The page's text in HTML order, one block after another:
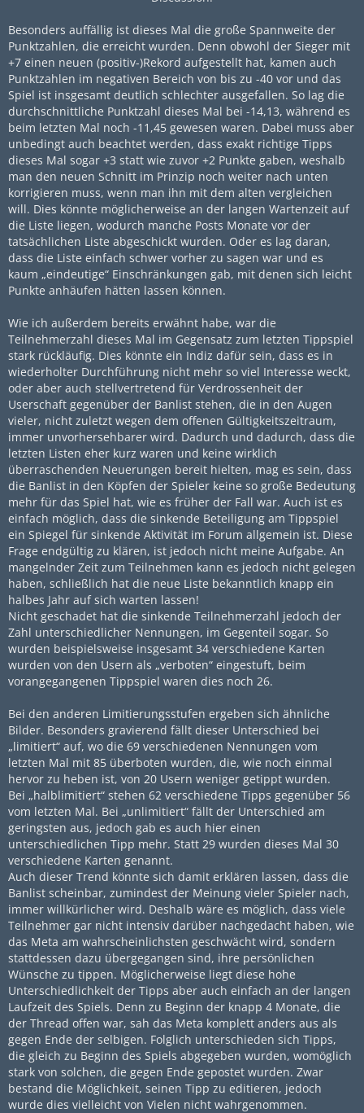
Besonders auffällig ist dieses Mal die große Spannweite der
Punktzahlen, die erreicht wurden. Denn obwohl der Sieger mit
+7 einen neuen (positiv-)Rekord aufgestellt hat, kamen auch
Punktzahlen im negativen Bereich von bis zu -40 vor und das
Spiel ist insgesamt deutlich schlechter ausgefallen. So lag die
durchschnittliche Punktzahl dieses Mal bei -14,13, während es
beim letzten Mal noch -11,45 gewesen waren. Dabei muss aber
unbedingt auch beachtet werden, dass exakt richtige Tipps
dieses Mal sogar +3 statt wie zuvor +2 Punkte gaben, weshalb
man den neuen Schnitt im Prinzip noch weiter nach unten
korrigieren muss, wenn man ihn mit dem alten vergleichen
will. Dies könnte möglicherweise an der langen Wartenzeit auf
die Liste liegen, wodurch manche Posts Monate vor der
tatsächlichen Liste abgeschickt wurden. Oder es lag daran,
dass die Liste einfach schwer vorher zu sagen war und es
kaum „eindeutige“ Einschränkungen gab, mit denen sich leicht
Punkte anhäufen hätten lassen können.
Wie ich außerdem bereits erwähnt habe, war die
Teilnehmerzahl dieses Mal im Gegensatz zum letzten Tippspiel
stark rückläufig. Dies könnte ein Indiz dafür sein, dass es in
wiederholter Durchführung nicht mehr so viel Interesse weckt,
oder aber auch stellvertretend für Verdrossenheit der
Userschaft gegenüber der Banlist stehen, die in den Augen
vieler, nicht zuletzt wegen dem offenen Gültigkeitszeitraum,
immer unvorhersehbarer wird. Dadurch und dadurch, dass die
letzten Listen eher kurz waren und keine wirklich
überraschenden Neuerungen bereit hielten, mag es sein, dass
die Banlist in den Köpfen der Spieler keine so große Bedeutung
mehr für das Spiel hat, wie es früher der Fall war. Auch ist es
einfach möglich, dass die sinkende Beteiligung am Tippspiel
ein Spiegel für sinkende Aktivität im Forum allgemein ist. Diese
Frage endgültig zu klären, ist jedoch nicht meine Aufgabe. An
mangelnder Zeit zum Teilnehmen kann es jedoch nicht gelegen
haben, schließlich hat die neue Liste bekanntlich knapp ein
halbes Jahr auf sich warten lassen!
Nicht geschadet hat die sinkende Teilnehmerzahl jedoch der
Zahl unterschiedlicher Nennungen, im Gegenteil sogar. So
wurden beispielsweise insgesamt 34 verschiedene Karten
wurden von den Usern als „verboten“ eingestuft, beim
vorangegangenen Tippspiel waren dies noch 26.
Bei den anderen Limitierungsstufen ergeben sich ähnliche
Bilder. Besonders gravierend fällt dieser Unterschied bei
„limitiert“ auf, wo die 69 verschiedenen Nennungen vom
letzten Mal mit 85 überboten wurden, die, wie noch einmal
hervor zu heben ist, von 20 Usern weniger getippt wurden.
Bei „halblimitiert“ stehen 62 verschiedene Tipps gegenüber 56
vom letzten Mal. Bei „unlimitiert“ fällt der Unterschied am
geringsten aus, jedoch gab es auch hier einen
unterschiedlichen Tipp mehr. Statt 29 wurden dieses Mal 30
verschiedene Karten genannt.
Auch dieser Trend könnte sich damit erklären lassen, dass die
Banlist scheinbar, zumindest der Meinung vieler Spieler nach,
immer willkürlicher wird. Deshalb wäre es möglich, dass viele
Teilnehmer gar nicht intensiv darüber nachgedacht haben, wie
das Meta am wahrscheinlichsten geschwächt wird, sondern
stattdessen dazu übergegangen sind, ihre persönlichen
Wünsche zu tippen. Möglicherweise liegt diese hohe
Unterschiedlichkeit der Tipps aber auch einfach an der langen
Laufzeit des Spiels. Denn zu Beginn der knapp 4 Monate, die
der Thread offen war, sah das Meta komplett anders aus als
gegen Ende der selbigen. Folglich unterschieden sich Tipps,
die gleich zu Beginn des Spiels abgegeben wurden, womöglich
stark von solchen, die gegen Ende gepostet wurden. Zwar
bestand die Möglichkeit, seinen Tipp zu editieren, jedoch
wurde dies vielleicht von Vielen nicht wahrgenommen.